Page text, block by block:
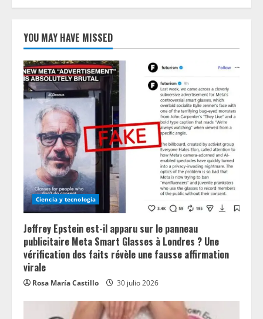
YOU MAY HAVE MISSED
Ciencia y tecnologia
Jeffrey Epstein est-il apparu sur le panneau
publicitaire Meta Smart Glasses à Londres ? Une
vérification des faits révèle une fausse affirmation
virale
Rosa María Castillo 30 julio 2026